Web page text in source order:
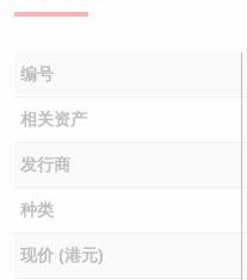
编号
相关资产
发行商
种类
现价 (港元)